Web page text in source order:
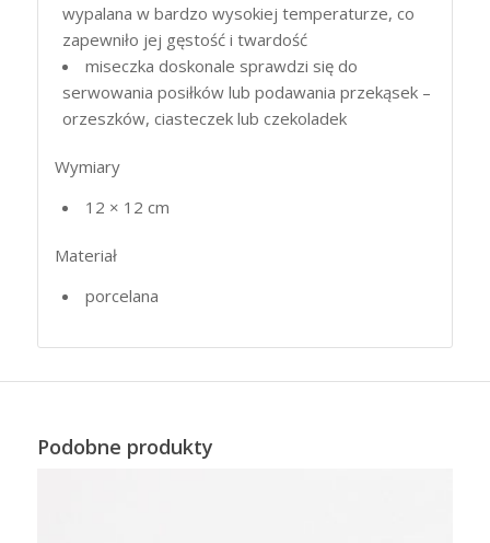
wypalana w bardzo wysokiej temperaturze, co
zapewniło jej gęstość i twardość
miseczka doskonale sprawdzi się do
serwowania posiłków lub podawania przekąsek –
orzeszków, ciasteczek lub czekoladek
Wymiary
12 × 12 cm
Materiał
porcelana
Podobne produkty